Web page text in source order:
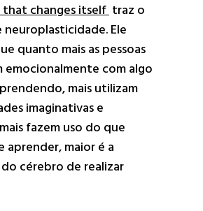
that changes itselftraz o
Ele
quanto mais as pessoas
emocionalmente com algo
mais utilizam
imaginativas e
fazem uso do que
aprender, maior é a
cérebro de realizar